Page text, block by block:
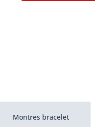
Montres bracelet